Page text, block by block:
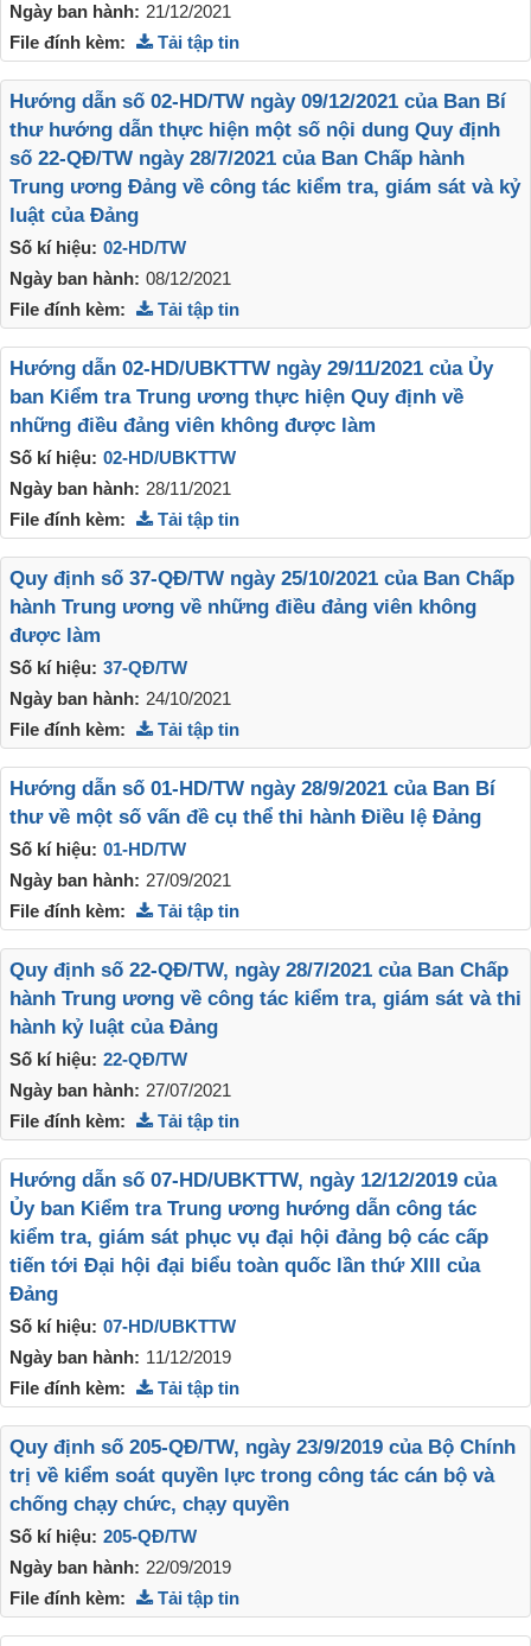
Ngày ban hành: 21/12/2021
File đính kèm: Tải tập tin
Số kí hiệu: 02-HD/TW
Ngày ban hành: 08/12/2021
Hướng dẫn số 02-HD/TW ngày 09/12/2021 của Ban Bí
thư hướng dẫn thực hiện một số nội dung Quy định
số 22-QĐ/TW ngày 28/7/2021 của Ban Chấp hành
Trung ương Đảng về công tác kiểm tra, giám sát và kỷ
luật của Đảng
File đính kèm: Tải tập tin
Số kí hiệu: 02-HD/UBKTTW
Ngày ban hành: 28/11/2021
Hướng dẫn 02-HD/UBKTTW ngày 29/11/2021 của Ủy
ban Kiểm tra Trung ương thực hiện Quy định về
những điều đảng viên không được làm
File đính kèm: Tải tập tin
Số kí hiệu: 37-QĐ/TW
Ngày ban hành: 24/10/2021
Quy định số 37-QĐ/TW ngày 25/10/2021 của Ban Chấp
hành Trung ương về những điều đảng viên không
được làm
File đính kèm: Tải tập tin
Số kí hiệu: 01-HD/TW
Ngày ban hành: 27/09/2021
Hướng dẫn số 01-HD/TW ngày 28/9/2021 của Ban Bí
thư về một số vấn đề cụ thể thi hành Điều lệ Đảng
File đính kèm: Tải tập tin
Số kí hiệu: 22-QĐ/TW
Ngày ban hành: 27/07/2021
Quy định số 22-QĐ/TW, ngày 28/7/2021 của Ban Chấp
hành Trung ương về công tác kiểm tra, giám sát và thi
hành kỷ luật của Đảng
File đính kèm: Tải tập tin
Số kí hiệu: 07-HD/UBKTTW
Ngày ban hành: 11/12/2019
Hướng dẫn số 07-HD/UBKTTW, ngày 12/12/2019 của
Ủy ban Kiểm tra Trung ương hướng dẫn công tác
kiểm tra, giám sát phục vụ đại hội đảng bộ các cấp
tiến tới Đại hội đại biểu toàn quốc lần thứ XIII của
Đảng
File đính kèm: Tải tập tin
Số kí hiệu: 205-QĐ/TW
Ngày ban hành: 22/09/2019
Quy định số 205-QĐ/TW, ngày 23/9/2019 của Bộ Chính
trị về kiểm soát quyền lực trong công tác cán bộ và
chống chạy chức, chạy quyền
File đính kèm: Tải tập tin